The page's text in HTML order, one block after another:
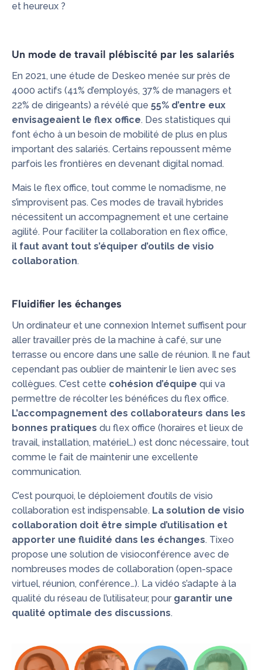
et heureux ?
Un mode de travail plébiscité par les salariés
En 2021, une étude de Deskeo menée sur près de
4000 actifs (41% d’employés, 37% de managers et
22% de dirigeants) a révélé que 55% d’entre eux
envisageaient le flex office. Des statistiques qui
font écho à un besoin de mobilité de plus en plus
important des salariés. Certains repoussent même
parfois les frontières en devenant digital nomad.
Mais le flex office, tout comme le nomadisme, ne
s’improvisent pas. Ces modes de travail hybrides
nécessitent un accompagnement et une certaine
agilité. Pour faciliter la collaboration en flex office,
il faut avant tout s’équiper d’outils de visio
collaboration.
Fluidifier les échanges
Un ordinateur et une connexion Internet suffisent pour
aller travailler près de la machine à café, sur une
terrasse ou encore dans une salle de réunion. Il ne faut
cependant pas oublier de maintenir le lien avec ses
collègues. C’est cette cohésion d’équipe qui va
permettre de récolter les bénéfices du flex office.
L’accompagnement des collaborateurs dans les
bonnes pratiques du flex office (horaires et lieux de
travail, installation, matériel…) est donc nécessaire, tout
comme le fait de maintenir une excellente
communication.
C’est pourquoi, le déploiement d’outils de visio
collaboration est indispensable. La solution de visio
collaboration doit être simple d’utilisation et
apporter une fluidité dans les échanges. Tixeo
propose une solution de visioconférence avec de
nombreuses modes de collaboration (open-space
virtuel, réunion, conférence…). La vidéo s’adapte à la
qualité du réseau de l’utilisateur, pour garantir une
qualité optimale des discussions.